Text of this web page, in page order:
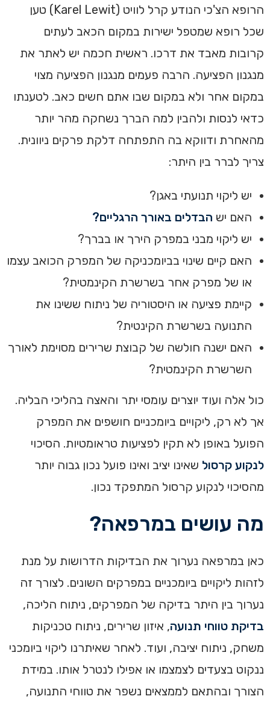
הרופא הצ'כי הנודע קרל לוויט (Karel Lewit) טען
שכל רופא שמטפל ישירות במקום הכאב לעתים
קרובות מאבד את דרכו. ראשית חכמה יש לאתר את
מנגנון הפציעה. הרבה פעמים מנגנון הפציעה מצוי
במקום אחר ולא במקום שבו אתם חשים כאב. לטענתו
כדאי לנסות ולהבין למה הברך נשחקה מהר יותר
מהאחרת ודווקא בה התפתחה דלקת פרקים ניוונית.
צריך לברר בין היתר:
יש ליקוי תנועתי באגן?
האם יש הבדלים באורך הרגליים?
יש ליקוי מבני במפרק הירך או בברך?
האם קיים שינוי בביומכניקה של המפרק הכואב עצמו
או של מפרק אחר בשרשרת הקינמטית?
קיימת פציעה או היסטוריה של ניתוח ששינו את
התנועה בשרשרת הקינטית?
האם ישנה חולשה של קבוצת שרירים מסוימת לאורך
השרשרת הקינמטית?
כול אלה ועוד יוצרים עומסי יתר והאצה בהליכי הבליה.
אך לא רק, ליקויים ביומכניים חושפים את המפרק
הפועל באופן לא תקין לפציעות טראומטיות. הסיכוי
לנקוע קרסול שאינו יציב ואינו פועל נכון גבוה יותר
מהסיכוי לנקוע קרסול המתפקד נכון.
מה עושים במרפאה?
כאן במרפאה נערוך את הבדיקות הדרושות על מנת
לזהות ליקויים ביומכניים במפרקים השונים. לצורך זה
נערוך בין היתר בדיקה של המפרקים, ניתוח הליכה,
בדיקת טווחי תנועה, איזון שרירים, ניתוח טכניקות
משחק, ניתוח יציבה, ועוד. לאחר שאיתרנו ליקוי ביומכני
ננקוט בצעדים לצמצמו או אפילו לנטרל אותו. במידת
הצורך ובהתאם לממצאים נשפר את טווחי התנועה,